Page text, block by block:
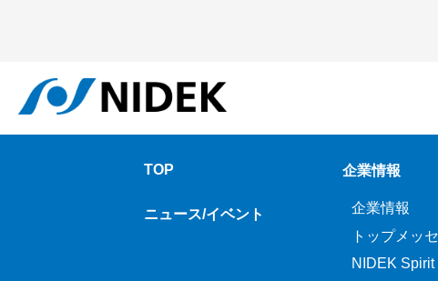
TOP
ニュース/イベント
企業情報
企業情報
トップメッ
NIDEK Spirit